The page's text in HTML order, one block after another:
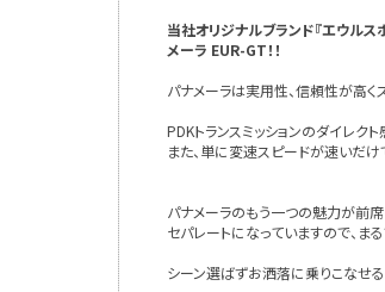
当社オリジナルブランド『エウル
メーラ EUR-GT！！
パナメーラは実用性、信頼性が高
PDKトランスミッションのダイレ
また、単に変速スピードが速いだ
パナメーラのもう一つの魅力が前
セパレートになっていますので、
シーン選ばずお洒落に乗りこなせ